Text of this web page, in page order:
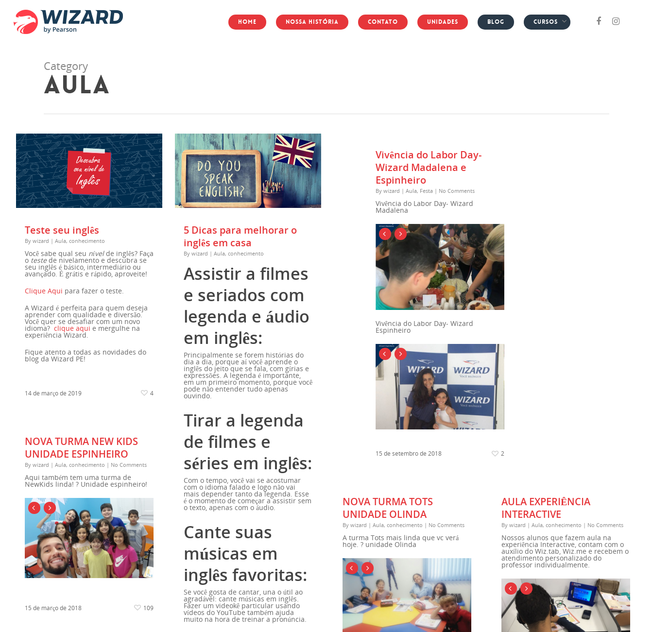
Hit enter to search or ESC to close
Home Nossa História Contato Unidades Blog Cursos
Category
Aula
Teste seu inglês
By wizard | Aula, conhecimento
Você sabe qual seu nívelde inglês? Faça
o testede nivelamento e descubra se
seu inglês é básico, intermediário ou
avançado. É grátis e rápido, aproveite!
Clique Aqui para fazer o teste.
A Wizard é perfeita para quem deseja
aprender com qualidade e diversão.
Você quer se desafiar com um novo
idioma? clique aqui e mergulhe na
experiência Wizard.
Fique atento a todas as novidades do
blog da Wizard PE!
14 de março de 2019 4
5 Dicas para melhorar o
inglês em casa
By wizard | Aula, conhecimento
Assistir a filmes
e seriados com
legenda e áudio
em inglês:
Principalmente se forem histórias do
dia a dia, porque aí você aprende o
inglês do jeito que se fala, com gírias e
expressões. A legenda é importante,
em um primeiro momento, porque você
pode não entender tudo apenas
ouvindo.
Tirar a legenda
de filmes e
séries em inglês:
Com o tempo, você vai se acostumar
com o idioma falado e logo não vai
mais depender tanto da legenda. Esse
é o momento de começar a assistir sem
o texto, apenas com o áudio.
Cante suas
músicas em
inglês favoritas:
Se você gosta de cantar, una o útil ao
agradável: cante músicas em inglês.
Fazer um videokê particular usando
vídeos do YouTube também ajuda
muito na hora de treinar a pronúncia.
Vivência do Labor Day-
Wizard Madalena e
Espinheiro⠀
By wizard | Aula, Festa | No Comments
Vivência do Labor Day- Wizard
Madalena⠀
Vivência do Labor Day- Wizard
Espinheiro
15 de setembro de 2018 2
NOVA TURMA NEW KIDS
UNIDADE ESPINHEIRO
By wizard | Aula, conhecimento | No Comments
Aqui também tem uma turma de
NewKids linda! ? Unidade espinheiro!
15 de março de 2018 109
NOVA TURMA TOTS
UNIDADE OLINDA
By wizard | Aula, conhecimento | No Comments
A turma Tots mais linda que vc verá
hoje. ? unidade Olinda
AULA EXPERIÊNCIA
INTERACTIVE
By wizard | Aula, conhecimento | No Comments
Nossos alunos que fazem aula na
experiência Interactive, contam com o
auxílio do Wiz.tab, Wiz.me e recebem o
atendimento personalizado do
professor individualmente.